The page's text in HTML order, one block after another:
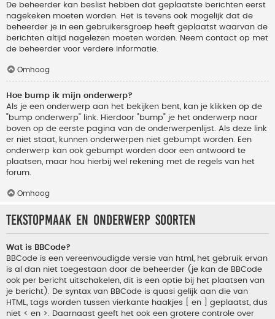
De beheerder kan beslist hebben dat geplaatste berichten eerst
nagekeken moeten worden. Het is tevens ook mogelijk dat de
beheerder je in een gebruikersgroep heeft geplaatst waarvan de
berichten altijd nagelezen moeten worden. Neem contact op met
de beheerder voor verdere informatie.
Omhoog
Hoe bump ik mijn onderwerp?
Als je een onderwerp aan het bekijken bent, kan je klikken op de
"bump onderwerp" link. Hierdoor "bump" je het onderwerp naar
boven op de eerste pagina van de onderwerpenlijst. Als deze link
er niet staat, kunnen onderwerpen niet gebumpt worden. Een
onderwerp kan ook gebumpt worden door een antwoord te
plaatsen, maar hou hierbij wel rekening met de regels van het
forum.
Omhoog
Tekstopmaak en onderwerp soorten
Wat is BBCode?
BBCode is een vereenvoudigde versie van html, het gebruik ervan
is al dan niet toegestaan door de beheerder (je kan de BBCode
ook per bericht uitschakelen, dit is een optie bij het plaatsen van
je bericht). De syntax van BBCode is quasi gelijk aan die van
HTML, tags worden tussen vierkante haakjes [ en ] geplaatst, dus
niet < en >. Daarnaast geeft het ook een grotere controle over